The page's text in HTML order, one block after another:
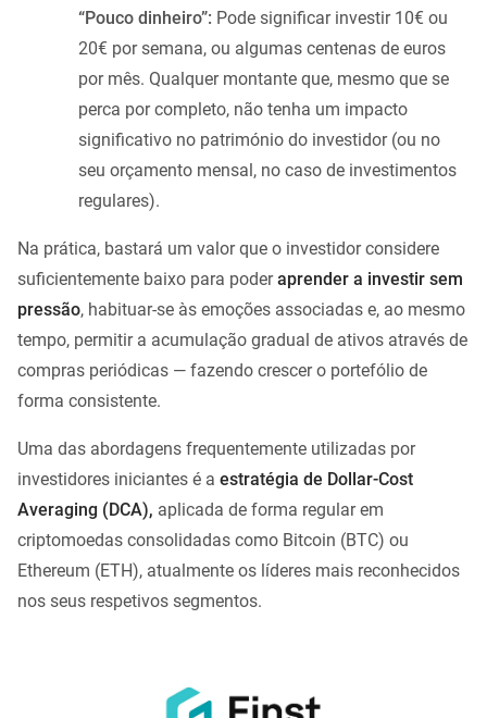
“Pouco dinheiro”: Pode significar investir 10€ ou
20€ por semana, ou algumas centenas de euros
por mês. Qualquer montante que, mesmo que se
perca por completo, não tenha um impacto
significativo no património do investidor (ou no
seu orçamento mensal, no caso de investimentos
regulares).
Na prática, bastará um valor que o investidor considere
suficientemente baixo para poderaprender a investir sem
pressão, habituar-se às emoções associadas e, ao mesmo
tempo, permitir a acumulação gradual de ativos através de
compras periódicas — fazendo crescer o portefólio de
forma consistente.
Uma das abordagens frequentemente utilizadas por
investidores iniciantes é a estratégia de Dollar-Cost
Averaging (DCA), aplicada de forma regular em
criptomoedas consolidadas como Bitcoin (BTC) ou
Ethereum (ETH), atualmente os líderes mais reconhecidos
nos seus respetivos segmentos.